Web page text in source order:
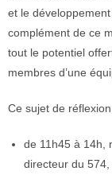
et le
complément de ce
tout le potentiel
membres d’une
Ce sujet de
de 11h45 à 14h,
directeur du